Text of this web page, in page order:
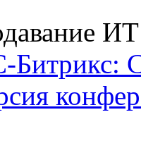
Битрикс: